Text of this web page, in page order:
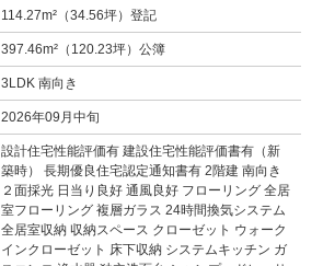
114.27m²（34.56坪）登記
397.46m²（120.23坪）公簿
3LDK 南向き
2026年09月中旬
設計住宅性能評価有 建設住宅性能評価書有（新
築時） 長期優良住宅認定通知書有 2階建 南向き
２面採光 日当り良好 通風良好 フローリング 全居
室フローリング 複層ガラス 24時間換気システム
全居室収納 収納スペース クローゼット ウォーク
インクローゼット 床下収納 システムキッチン ガ